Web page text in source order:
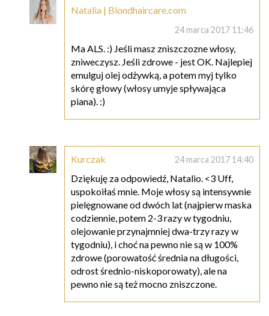
Natalia | Blondhaircare.com
24 marca 2017 11:46
Ma ALS. :) Jeśli masz zniszczozne włosy,
zniweczysz. Jeśli zdrowe - jest OK. Najlepiej
emulguj olej odżywką, a potem myj tylko
skórę głowy (włosy umyje spływająca
piana). :)
Kurczak 24 marca 2017 14:40
Dziękuję za odpowiedź, Natalio. <3 Uff,
uspokoiłaś mnie. Moje włosy są intensywnie
pielęgnowane od dwóch lat (najpierw maska
codziennie, potem 2-3 razy w tygodniu,
olejowanie przynajmniej dwa-trzy razy w
tygodniu), i choć na pewno nie są w 100%
zdrowe (porowatość średnia na długości,
odrost średnio-niskoporowaty), ale na
pewno nie są też mocno zniszczone.